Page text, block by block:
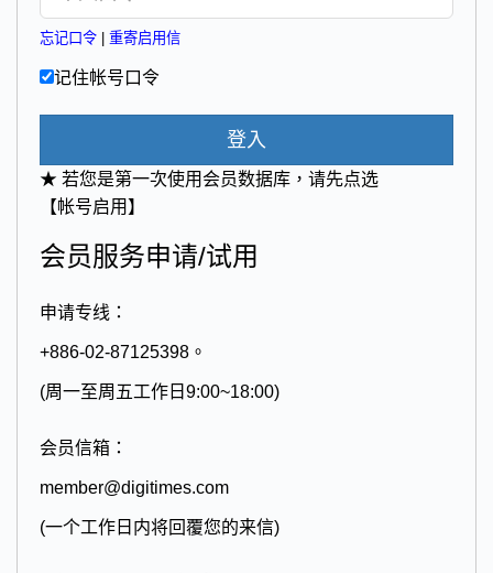
忘记口令 重寄启用信
记住帐号口令
登入
★ 若您是第一次使用会员数据库，请先点选
【帐号启用】
会员服务申请/试用
申请专线：
+886-02-87125398。
(周一至周五工作日9:00~18:00)
会员信箱：
member@digitimes.com
(一个工作日内将回覆您的来信)